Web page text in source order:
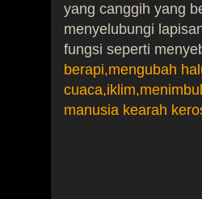
yang canggih yang
menyelubungi
fungsi seperti
berapi,mengubah
manusia kearah